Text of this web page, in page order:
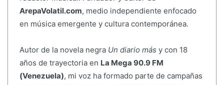
ArepaVolatil.com, medio independiente enfocado
en música emergente y cultura contemporánea.
Autor de la novela negra Un diario más y con 18
años de trayectoria en La Mega 90.9 FM
(Venezuela), mi voz ha formado parte de campañas